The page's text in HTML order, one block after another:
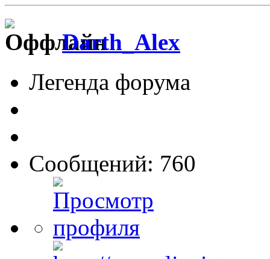
Darth_Alex
Легенда форума
Сообщений: 760